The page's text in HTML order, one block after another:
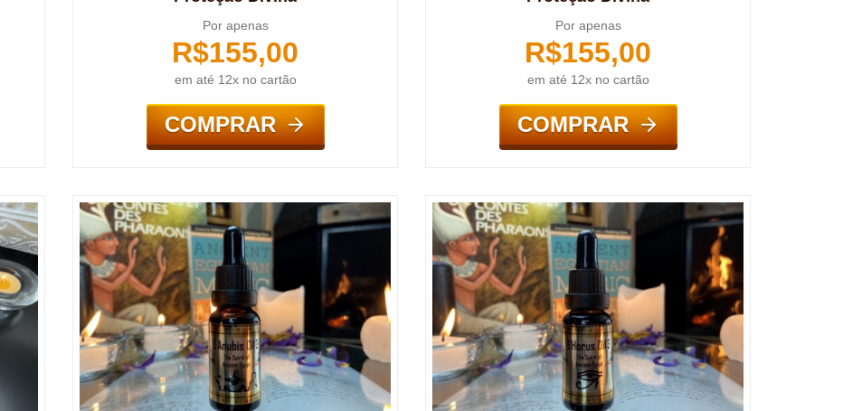
Por apenas
R$155,00
em até 12x no cartão
COMPRAR
Por apenas
R$155,00
em até 12x no cartão
COMPRAR